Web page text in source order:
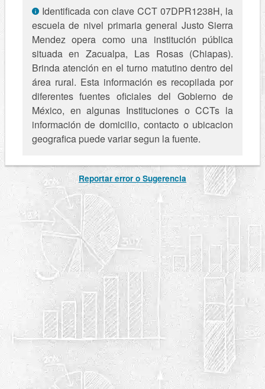
Identificada con clave CCT 07DPR1238H, la
escuela de nivel primaria general Justo Sierra
Mendez opera como una institución pública
situada en Zacualpa, Las Rosas (Chiapas).
Brinda atención en el turno matutino dentro del
área rural. Esta información es recopilada por
diferentes fuentes oficiales del Gobierno de
México, en algunas Instituciones o CCTs la
información de domicilio, contacto o ubicacion
geografica puede variar segun la fuente.
Reportar error o Sugerencia